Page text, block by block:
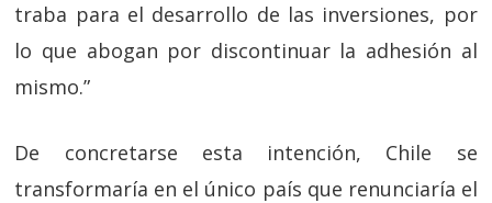
traba para el desarrollo de las inversiones, por
lo que abogan por discontinuar la adhesión al
mismo.”
De concretarse esta intención, Chile se
transformaría en el único país que renunciaría el